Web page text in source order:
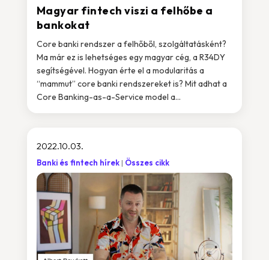
Magyar fintech viszi a felhőbe a
bankokat
Core banki rendszer a felhőből, szolgáltatásként?
Ma már ez is lehetséges egy magyar cég, a R34DY
segítségével. Hogyan érte el a modularitás a
“mammut” core banki rendszereket is? Mit adhat a
Core Banking-as-a-Service model a...
2022.10.03.
Banki és fintech hírek Összes cikk